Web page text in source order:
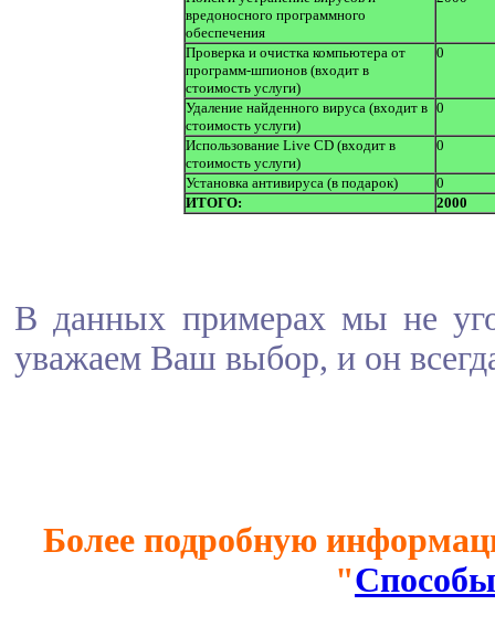
вредоносного программного
обеспечения
Проверка и очистка компьютера от
программ-шпионов (входит в
стоимость услуги)
0
Удаление найденного вируса (входит в
стоимость услуги)
0
Использование Live CD (входит в
стоимость услуги)
0
Установка антивируса (в подарок)
0
ИТОГО:
2000
В данных примерах мы не
уважаем Ваш выбор, и он
Более подробную
"